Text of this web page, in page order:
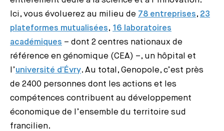
Ici, vous évoluerez au milieu de 78 entreprises, 23
plateformes mutualisées, 16 laboratoires
académiques – dont 2 centres nationaux de
référence en génomique (CEA) –, un hôpital et
l’université d’Évry. Au total, Genopole, c’est près
de 2400 personnes dont les actions et les
compétences contribuent au développement
économique de l’ensemble du territoire sud
francilien.